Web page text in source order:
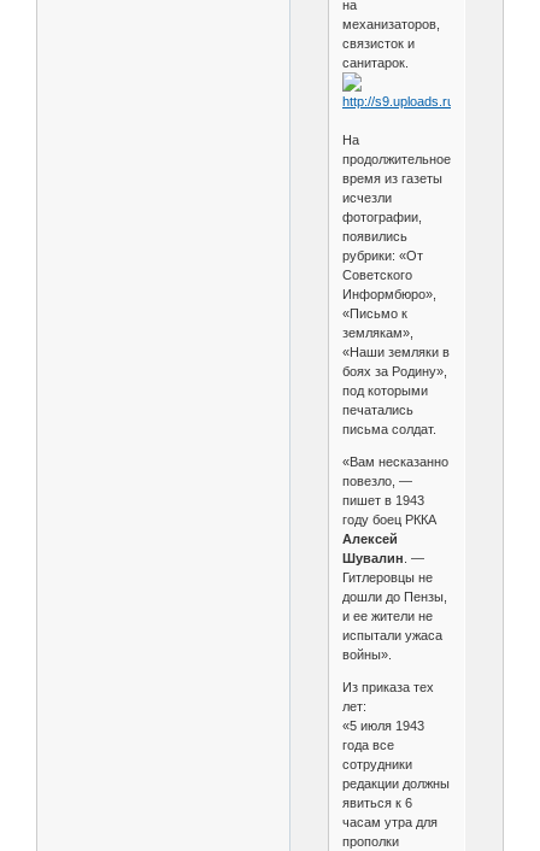
на
механизаторов,
связисток и
санитарок.
На
продолжительное
время из газеты
исчезли
фотографии,
появились
рубрики: «От
Советского
Информбюро»,
«Письмо к
землякам»,
«Наши земляки в
боях за Родину»,
под которыми
печатались
письма солдат.
«Вам несказанно
повезло, —
пишет в 1943
году боец РККА
Алексей
Шувалин . —
Гитлеровцы не
дошли до Пензы,
и ее жители не
испытали ужаса
войны».
Из приказа тех
лет:
«5 июля 1943
года все
сотрудники
редакции должны
явиться к 6
часам утра для
прополки